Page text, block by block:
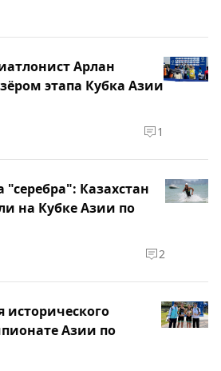
Арлан
этапа Кубка Азии
1
Казахстан
на Кубке Азии по
2
исторического
Азии по